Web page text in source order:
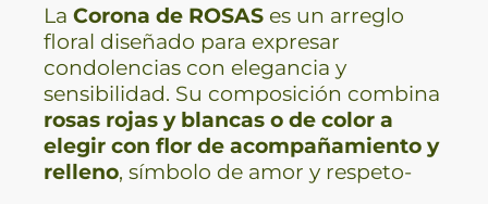
La Corona de ROSAS es un arreglo
floral diseñado para expresar
condolencias con elegancia y
sensibilidad. Su composición combina
rosas rojas y blancas o de color a
elegir con flor de acompañamiento y
relleno, símbolo de amor y respeto-